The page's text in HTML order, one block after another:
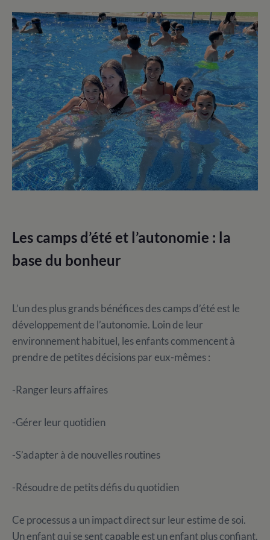
Les camps d’été et l’autonomie : la
base du bonheur
L’un des plus grands bénéfices des camps d’été est le
développement de l’autonomie. Loin de leur
environnement habituel, les enfants commencent à
prendre de petites décisions par eux-mêmes :
-Ranger leurs affaires
-Gérer leur quotidien
-S’adapter à de nouvelles routines
-Résoudre de petits défis du quotidien
Ce processus a un impact direct sur leur estime de soi.
Un enfant qui se sent capable est un enfant plus confiant.